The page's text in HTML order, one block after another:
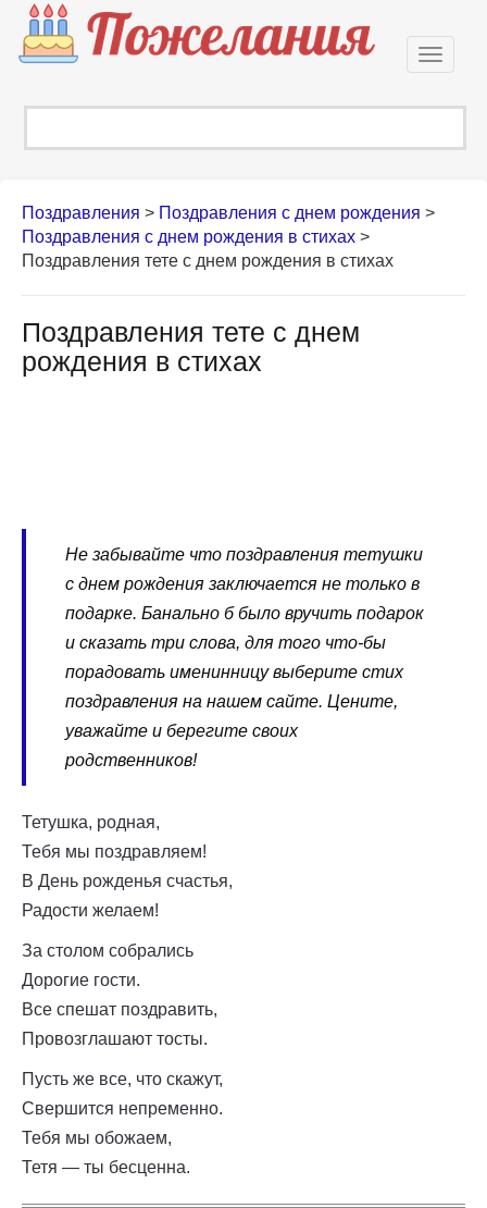
Поздравления > Поздравления с днем рождения >
Поздравления с днем рождения в стихах >
Поздравления тете с днем рождения в стихах
Поздравления тете с днем
рождения в стихах
Не забывайте что поздравления тетушки
с днем рождения заключается не только в
подарке. Банально б было вручить подарок
и сказать три слова, для того что-бы
порадовать именинницу выберите стих
поздравления на нашем сайте. Цените,
уважайте и берегите своих
родственников!
Тетушка, родная,
Тебя мы поздравляем!
В День рожденья счастья,
Радости желаем!
За столом собрались
Дорогие гости.
Все спешат поздравить,
Провозглашают тосты.
Пусть же все, что скажут,
Свершится непременно.
Тебя мы обожаем,
Тетя — ты бесценна.